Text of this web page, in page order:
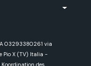
03293380261 via
Pio X (TV) Italia -
des